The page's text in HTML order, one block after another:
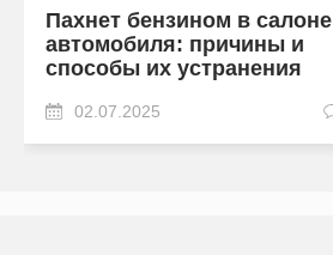
Пахнет бензином в салоне
автомобиля: причины и
способы их устранения
02.07.2025